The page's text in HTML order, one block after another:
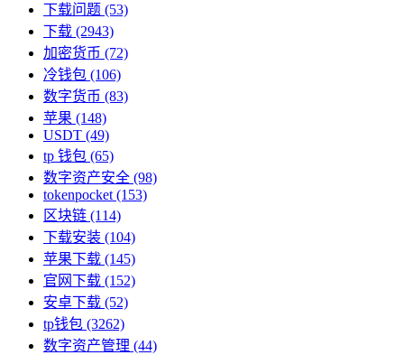
下载问题 (53)
下载 (2943)
加密货币 (72)
冷钱包 (106)
数字货币 (83)
苹果 (148)
USDT (49)
tp 钱包 (65)
数字资产安全 (98)
tokenpocket (153)
区块链 (114)
下载安装 (104)
苹果下载 (145)
官网下载 (152)
安卓下载 (52)
tp钱包 (3262)
数字资产管理 (44)